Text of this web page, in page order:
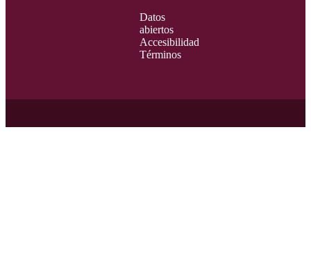
Datos
abiertos
Accesibilidad
Términos